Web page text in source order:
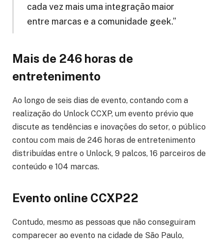
cada vez mais uma integração maior
entre marcas e a comunidade geek.”
Mais de 246 horas de
entretenimento
Ao longo de seis dias de evento, contando com a
realização do Unlock CCXP, um evento prévio que
discute as tendências e inovações do setor, o público
contou com mais de 246 horas de entretenimento
distribuídas entre o Unlock, 9 palcos, 16 parceiros de
conteúdo e 104 marcas.
Evento online CCXP22
Contudo, mesmo as pessoas que não conseguiram
comparecer ao evento na cidade de São Paulo,